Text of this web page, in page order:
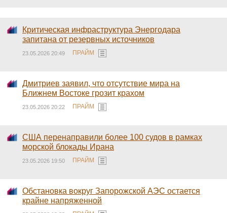
Критическая инфраструктура Энергодара
запитана от резервных источников
23.05.2026 20:49 ПРАЙМ
Дмитриев заявил, что отсутствие мира на
Ближнем Востоке грозит крахом
23.05.2026 20:22 ПРАЙМ
США перенаправили более 100 судов в рамках
морской блокады Ирана
23.05.2026 19:50 ПРАЙМ
Обстановка вокруг Запорожской АЭС остается
крайне напряженной